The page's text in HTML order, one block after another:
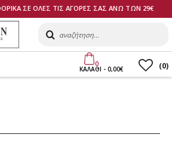
ΣΕ ΟΛΕΣ ΤΙΣ ΑΓΟΡΕΣ ΣΑΣ ΑΝΩ ΤΩΝ 29€
0
ΚΑΛΑΘI - 0,00€ (0)